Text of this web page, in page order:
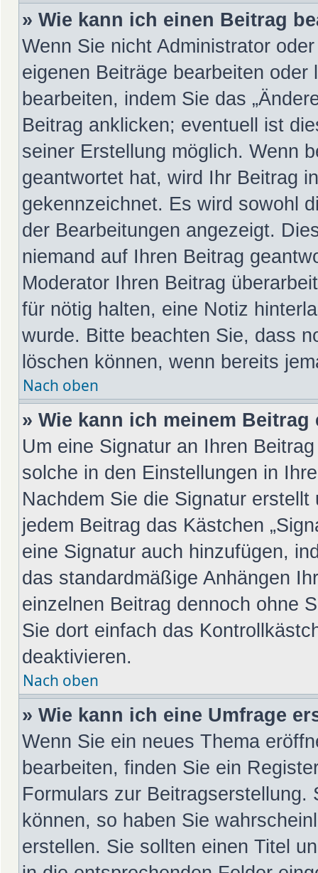
» Wie kann ich einen Beitrag
Wenn Sie nicht Administrator
eigenen Beiträge bearbeiten
bearbeiten, indem Sie das
Beitrag anklicken; eventuell ist
seiner Erstellung möglich. Wenn
geantwortet hat, wird Ihr Beitrag
gekennzeichnet. Es wird sowohl
der Bearbeitungen angezeigt.
niemand auf Ihren Beitrag
Moderator Ihren Beitrag
für nötig halten, eine Notiz
wurde. Bitte beachten Sie, dass
löschen können, wenn bereits
Nach oben
» Wie kann ich meinem
Um eine Signatur an Ihren
solche in den Einstellungen in
Nachdem Sie die Signatur
jedem Beitrag das Kästchen
eine Signatur auch hinzufügen,
das standardmäßige Anhängen
einzelnen Beitrag dennoch ohne
Sie dort einfach das
deaktivieren.
Nach oben
» Wie kann ich eine Umfrage
Wenn Sie ein neues Thema
bearbeiten, finden Sie ein
Formulars zur
können, so haben Sie
erstellen. Sie sollten einen Titel